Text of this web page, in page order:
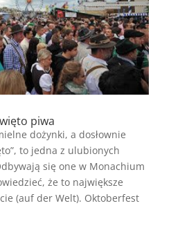
piwa
dożynki, a dosłownie
to jedna z ulubionych
się one w Monachium
że to największe
(auf der Welt). Oktoberfest